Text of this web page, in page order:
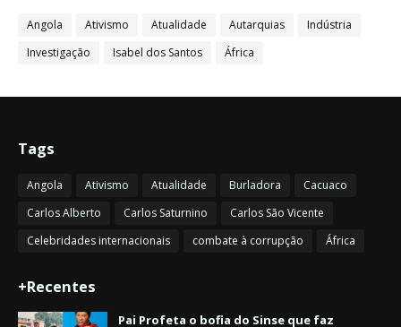
Angola Ativismo Atualidade Autarquias
Indústria
Investigação
Isabel dos Santos África
Tags
Angola Ativismo Atualidade Burladora
Cacuaco
Carlos Alberto
Carlos Saturnino
Carlos São Vicente
Celebridades internacionais
combate à corrupção África
+Recentes
Pai Profeta o bofia do Sinse que faz